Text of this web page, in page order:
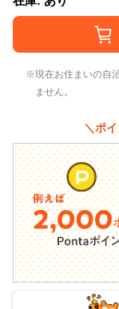
現在お住まいの自
ません。
＼ポ